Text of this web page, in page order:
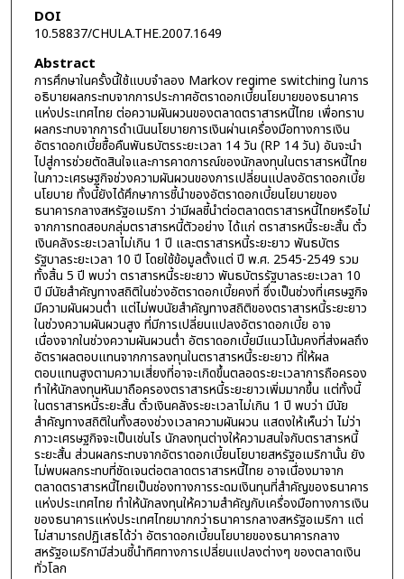
DOI
10.58837/CHULA.THE.2007.1649
Abstract
การศึกษาในครั้งนี้ใช้แบบจำลอง Markov regime switching ในการ
อธิบายผลกระทบจากการประกาศอัตราดอกเบี้ยนโยบายของธนาคาร
แห่งประเทศไทย ต่อความผันผวนของตลาดตราสารหนี้ไทย เพื่อทราบ
ผลกระทบจากการดำเนินนโยบายการเงินผ่านเครื่องมือทางการเงิน
อัตราดอกเบี้ยซื้อคืนพันธบัตรระยะเวลา 14 วัน (RP 14 วัน) อันจะนำ
ไปสู่การช่วยตัดสินใจและการคาดการณ์ของนักลงทุนในตราสารหนี้ไทย
ในภาวะเศรษฐกิจช่วงความผันผวนของการเปลี่ยนแปลงอัตราดอกเบี้ย
นโยบาย ทั้งนี้ยังได้ศึกษาการชี้นำของอัตราดอกเบี้ยนโยบายของ
ธนาคารกลางสหรัฐอเมริกา ว่ามีผลชี้นำต่อตลาดตราสารหนี้ไทยหรือไม่
จากการทดสอบกลุ่มตราสารหนี้ตัวอย่าง ได้แก่ ตราสารหนี้ระยะสั้น ตั๋ว
เงินคลังระยะเวลาไม่เกิน 1 ปี และตราสารหนี้ระยะยาว พันธบัตร
รัฐบาลระยะเวลา 10 ปี โดยใช้ข้อมูลตั้งแต่ ปี พ.ศ. 2545-2549 รวม
ทั้งสิ้น 5 ปี พบว่า ตราสารหนี้ระยะยาว พันธบัตรรัฐบาลระยะเวลา 10
ปี มีนัยสำคัญทางสถิติในช่วงอัตราดอกเบี้ยคงที่ ซึ่งเป็นช่วงที่เศรษฐกิจ
มีความผันผวนต่ำ แต่ไม่พบนัยสำคัญทางสถิติของตราสารหนี้ระยะยาว
ในช่วงความผันผวนสูง ที่มีการเปลี่ยนแปลงอัตราดอกเบี้ย อาจ
เนื่องจากในช่วงความผันผวนต่ำ อัตราดอกเบี้ยมีแนวโน้มคงที่ส่งผลถึง
อัตราผลตอบแทนจากการลงทุนในตราสารหนี้ระยะยาว ที่ให้ผล
ตอบแทนสูงตามความเสี่ยงที่อาจะเกิดขึ้นตลอดระยะเวลาการถือครอง
ทำให้นักลงทุนหันมาถือครองตราสารหนี้ระยะยาวเพิ่มมากขึ้น แต่ทั้งนี้
ในตราสารหนี้ระยะสั้น ตั๋วเงินคลังระยะเวลาไม่เกิน 1 ปี พบว่า มีนัย
สำคัญทางสถิติในทั้งสองช่วงเวลาความผันผวน แสดงให้เห็นว่า ไม่ว่า
ภาวะเศรษฐกิจจะเป็นเช่นไร นักลงทุนต่างให้ความสนใจกับตราสารหนี้
ระยะสั้น ส่วนผลกระทบจากอัตราดอกเบี้ยนโยบายสหรัฐอเมริกานั้น ยัง
ไม่พบผลกระทบที่ชัดเจนต่อตลาดตราสารหนี้ไทย อาจเนื่องมาจาก
ตลาดตราสารหนี้ไทยเป็นช่องทางการระดมเงินทุนที่สำคัญของธนาคาร
แห่งประเทศไทย ทำให้นักลงทุนให้ความสำคัญกับเครื่องมือทางการเงิน
ของธนาคารแห่งประเทศไทยมากกว่าธนาคารกลางสหรัฐอเมริกา แต่
ไม่สามารถปฏิเสธได้ว่า อัตราดอกเบี้ยนโยบายของธนาคารกลาง
สหรัฐอเมริกามีส่วนชี้นำทิศทางการเปลี่ยนแปลงต่างๆ ของตลาดเงิน
ทั่วโลก